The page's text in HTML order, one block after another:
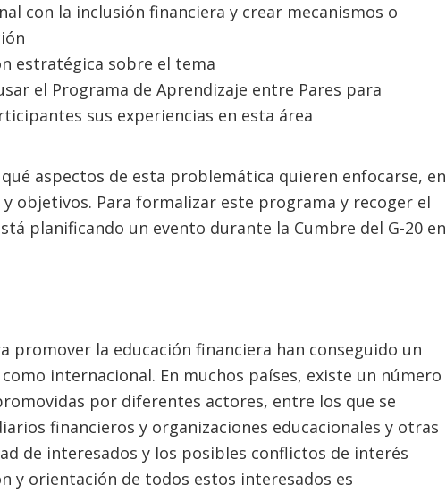
con la inclusión financiera y crear mecanismos o
estratégica sobre el tema
el Programa de Aprendizaje entre Pares para
sus experiencias en esta área
aspectos de esta problemática quieren enfocarse, en
objetivos. Para formalizar este programa y recoger el
planificando un evento durante la Cumbre del G-20 en
promover la educación financiera han conseguido un
internacional. En muchos países, existe un número
por diferentes actores, entre los que se
financieros y organizaciones educacionales y otras
de interesados y los posibles conflictos de interés
y orientación de todos estos interesados es